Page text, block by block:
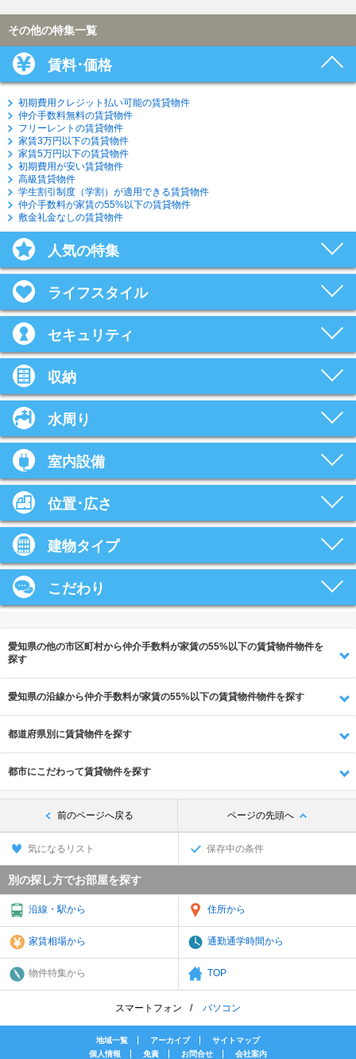
その他の特集一覧
賃料･価格
初期費用クレジット払い可能の賃貸物件
仲介手数料無料の賃貸物件
フリーレントの賃貸物件
家賃3万円以下の賃貸物件
家賃5万円以下の賃貸物件
初期費用が安い賃貸物件
高級賃貸物件
学生割引制度（学割）が適用できる賃貸物件
仲介手数料が家賃の55%以下の賃貸物件
敷金礼金なしの賃貸物件
人気の特集
ライフスタイル
セキュリティ
収納
水周り
室内設備
位置･広さ
建物タイプ
こだわり
愛知県の他の市区町村から仲介手数料が家賃の55%以下の賃貸物件物件を
探す
愛知県の沿線から仲介手数料が家賃の55%以下の賃貸物件物件を探す
都道府県別に賃貸物件を探す
都市にこだわって賃貸物件を探す
前のページへ戻る ページの先頭へ
気になるリスト 保存中の条件
別の探し方でお部屋を探す
沿線・駅から 住所から
家賃相場から 通勤通学時間から
物件特集から TOP
スマートフォン パソコン
地域一覧 アーカイブ
サイトマップ
個人情報
免責 お問合せ 会社案内